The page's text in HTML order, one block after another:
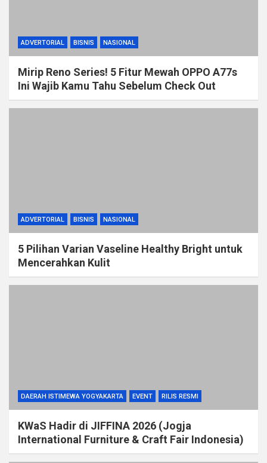
ADVERTORIAL BISNIS NASIONAL
Mirip Reno Series! 5 Fitur Mewah OPPO A77s
Ini Wajib Kamu Tahu Sebelum Check Out
ADVERTORIAL BISNIS NASIONAL
5 Pilihan Varian Vaseline Healthy Bright untuk
Mencerahkan Kulit
DAERAH ISTIMEWA YOGYAKARTA EVENT RILIS RESMI
KWaS Hadir di JIFFINA 2026 (Jogja
International Furniture & Craft Fair Indonesia)